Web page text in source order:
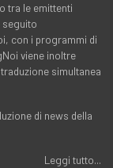
tra le emittenti
seguito
con i programmi di
viene inoltre
simultanea
di news della
Leggi tutto...